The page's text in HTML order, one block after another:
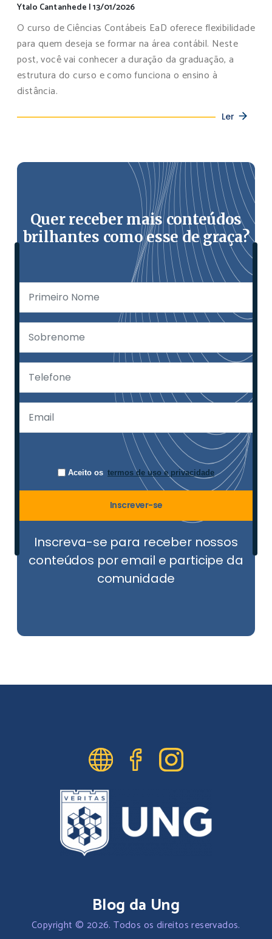
Ytalo Cantanhede |13/01/2026
O curso de Ciências Contábeis EaD oferece flexibilidade
para quem deseja se formar na área contábil. Neste
post, você vai conhecer a duração da graduação, a
estrutura do curso e como funciona o ensino à
distância.
Ler
Quer receber mais conteúdos
brilhantes como esse de graça?
Aceito os termos de uso e privacidade
Inscrever-se
Inscreva-se para receber nossos
conteúdos por email e participe da
comunidade
Blog da Ung
Copyright © 2026. Todos os direitos reservados.